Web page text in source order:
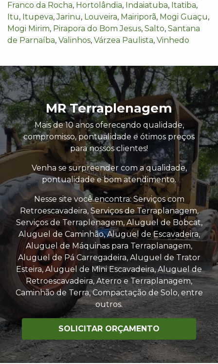
Franco da Rocha, Hortolândia, Indaiatuba, Itatiba,
Itu, Itupeva,Jarinu, Louveira, Mairiporã, Mogi Guaçu,
Mogi Mirim, Pirapora do Bom Jesus, Salto, Santana
de Parnaíba, Valinhos, Várzea Paulista, Vinhedo
MR Terraplenagem
Mais de 10 anos oferecendo qualidade,
compromisso, pontualidade e ótimos preços
para nossos clientes!
Venha se surpreender com a qualidade,
pontualidade e bom atendimento.
Nesse site você encontra: Serviços com
Retroescavadeira, Serviços de Terraplanagem,
Serviços de Terraplenagem, Aluguel de Bobcat,
Aluguel de Caminhão, Aluguel de Escavadeira,
Aluguel de Máquinas para Terraplanagem,
Aluguel de Pá Carregadeira, Aluguel de Trator
Esteira, Aluguel de Mini Escavadeira, Aluguel de
Retroescavadeira, Aterro e Terraplanagem,
Caminhão de Terra, Compactação de Solo, entre
outros.
SOLICITAR ORÇAMENTO